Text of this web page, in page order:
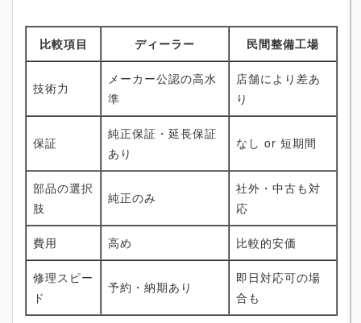
比較項目 ディーラー 民間整備工場
技術力
メーカー公認の高水
準
店舗により差あ
り
保証
純正保証・延長保証
あり
なし or 短期間
部品の選択
肢
純正のみ
社外・中古も対
応
費用 高め 比較的安価
修理スピー
ド
予約・納期あり
即日対応可の場
合も